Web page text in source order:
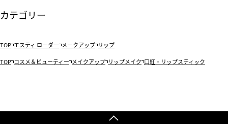
カテゴリー
TOP エスティ ローダー メークアップ リップ
TOP コスメ＆ビューティー メイクアップ リップメイク 口紅・リップスティック